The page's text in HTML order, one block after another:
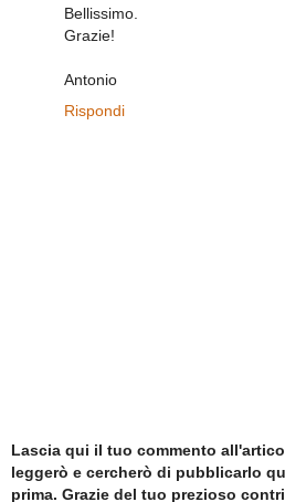
Bellissimo.
Grazie!
Antonio
Rispondi
Lascia qui il tuo commento
leggerò e cercherò di pubblicarlo
prima. Grazie del tuo prezioso